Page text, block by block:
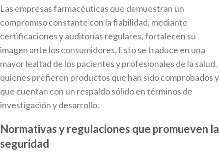
Las empresas farmacéuticas que demuestran un
compromiso constante con la fiabilidad, mediante
certificaciones y auditorías regulares, fortalecen su
imagen ante los consumidores. Esto se traduce en una
mayor lealtad de los pacientes y profesionales de la salud,
quienes prefieren productos que han sido comprobados y
que cuentan con un respaldo sólido en términos de
investigación y desarrollo.
Normativas y regulaciones que promueven la
seguridad